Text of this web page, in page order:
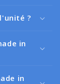
?
in
in